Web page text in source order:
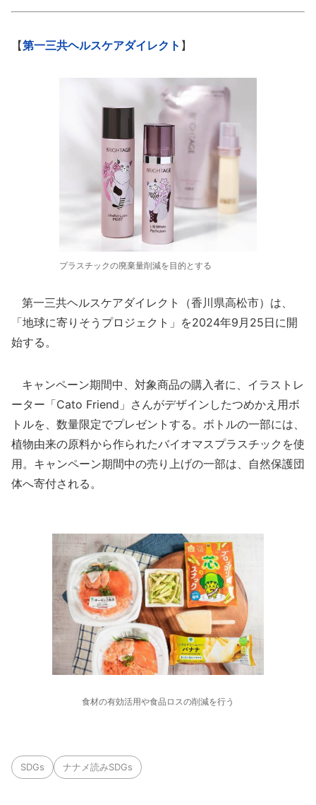
【第一三共ヘルスケアダイレクト 】
プラスチックの廃棄量削減を目的とする
第一三共ヘルスケアダイレクト（香川県高松市）は、
「地球に寄りそうプロジェクト」を2024年9月25日に開
始する。
キャンペーン期間中、対象商品の購入者に、イラストレ
ーター「Cato Friend」さんがデザインしたつめかえ用ボ
トルを、数量限定でプレゼントする。ボトルの一部には、
植物由来の原料から作られたバイオマスプラスチックを使
用。キャンペーン期間中の売り上げの一部は、自然保護団
体へ寄付される。
食材の有効活用や食品ロスの削減を行う
SDGs ナナメ読みSDGs